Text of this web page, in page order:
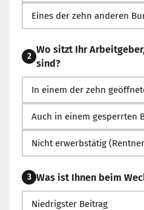
Eines der zehn anderen
2
Wo sitzt Ihr
sind?
In einem der zehn
Auch in einem gesperrten
Nicht erwerbstätig
3 Was ist Ihnen beim
Niedrigster Beitrag